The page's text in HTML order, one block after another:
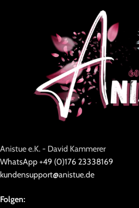
Anistue e.K. - David Kammerer
WhatsApp +49 (0)176 23338169
kundensupport@anistue.de
Folgen: